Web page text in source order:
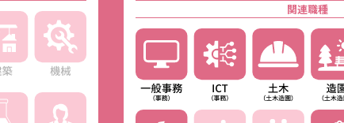
関連職種